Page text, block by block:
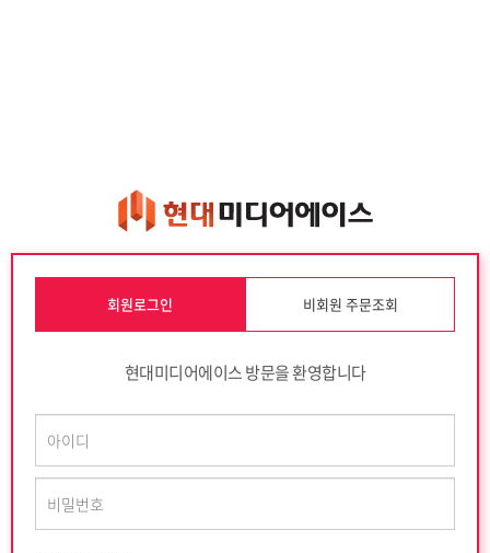
회원로그인 비회원 주문조회
현대미디어에이스 방문을 환영합니다